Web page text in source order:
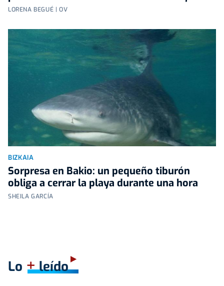
LORENA BEGUÉ | OV
BIZKAIA
Sorpresa en Bakio: un pequeño tiburón
obliga a cerrar la playa durante una hora
SHEILA GARCÍA
Lo +leído